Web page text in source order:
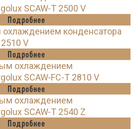
SCAW-T 2500 V
Подробнее
конденсатора
V
Подробнее
охлаждением
SCAW-FC-T 2810 V
Подробнее
охлаждением
SCAW-T 2540 Z
Подробнее